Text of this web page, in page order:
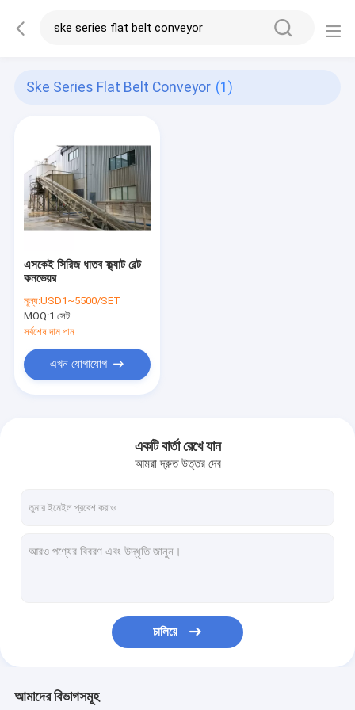
Ske Series Flat Belt Conveyor (1)
এসকেই সিরিজ ধাতব ফ্ল্যাট বেল্ট
কনভেয়র
মূল্য:USD1~5500/SET
MOQ:1 সেট
সর্বশেষ দাম পান
এখন যোগাযোগ
একটি বার্তা রেখে যান
আমরা দ্রুত উত্তর দেব
চালিয়ে
আমাদের বিভাগসমূহ